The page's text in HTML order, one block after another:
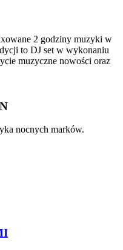
2 godziny muzyki w
to DJ set w wykonaniu
muzyczne nowości oraz
nocnych marków.